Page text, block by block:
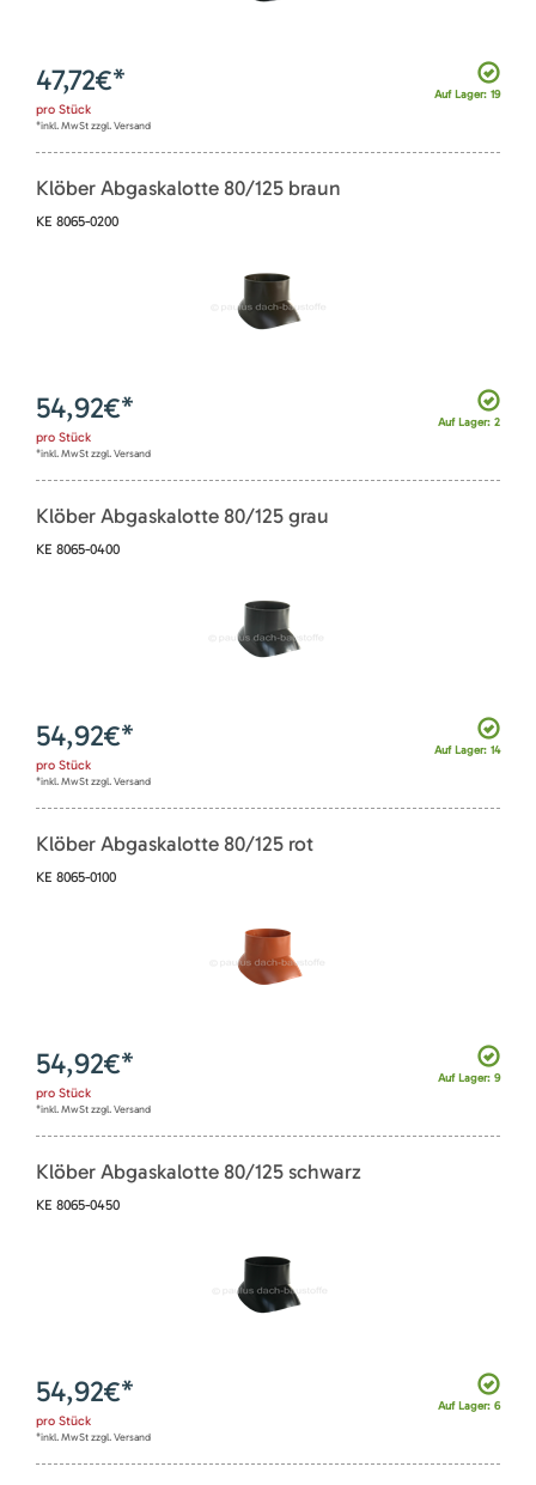
Auf Lager: 19
47,72€*
pro Stück
*inkl. MwSt zzgl. Versand
Klöber Abgaskalotte 80/125 braun
KE 8065-0200
Auf Lager: 2
54,92€*
pro Stück
*inkl. MwSt zzgl. Versand
Klöber Abgaskalotte 80/125 grau
KE 8065-0400
Auf Lager: 14
54,92€*
pro Stück
*inkl. MwSt zzgl. Versand
Klöber Abgaskalotte 80/125 rot
KE 8065-0100
Auf Lager: 9
54,92€*
pro Stück
*inkl. MwSt zzgl. Versand
Klöber Abgaskalotte 80/125 schwarz
KE 8065-0450
Auf Lager: 6
54,92€*
pro Stück
*inkl. MwSt zzgl. Versand